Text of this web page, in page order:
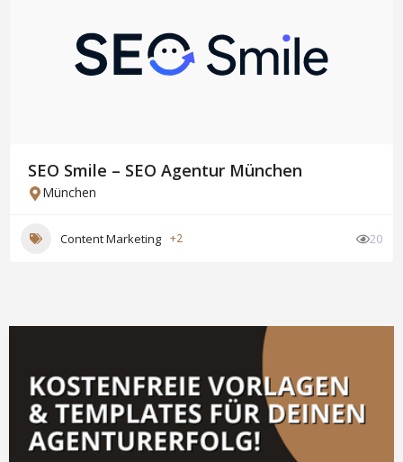
SEO Smile – SEO Agentur München
München
Content Marketing +2 20